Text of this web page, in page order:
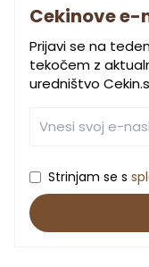
Cekinove e-
Prijavi se na
tekočem z
uredništvo
Strinjam se s